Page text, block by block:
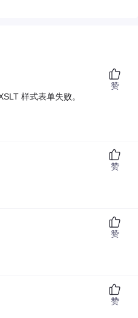
样式表单失败。
赞
赞
赞
赞